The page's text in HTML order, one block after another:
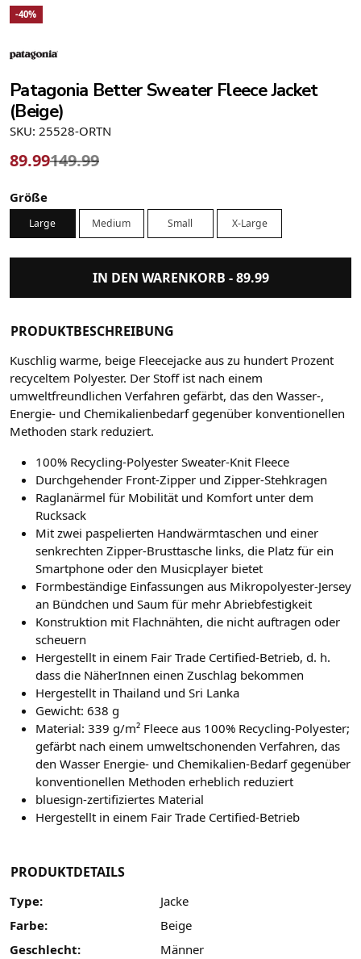
-40%
Patagonia Better Sweater Fleece Jacket
(Beige)
SKU: 25528-ORTN
89.99149.99
Größe
Large Medium Small X-Large
IN DEN WARENKORB -89.99
PRODUKTBESCHREIBUNG
Kuschlig warme, beige Fleecejacke aus zu hundert Prozent
recyceltem Polyester. Der Stoff ist nach einem
umweltfreundlichen Verfahren gefärbt, das den Wasser-,
Energie- und Chemikalienbedarf gegenüber konventionellen
Methoden stark reduziert.
100% Recycling-Polyester Sweater-Knit Fleece
Durchgehender Front-Zipper und Zipper-Stehkragen
Raglanärmel für Mobilität und Komfort unter dem
Rucksack
Mit zwei paspelierten Handwärmtaschen und einer
senkrechten Zipper-Brusttasche links, die Platz für ein
Smartphone oder den Musicplayer bietet
Formbeständige Einfassungen aus Mikropolyester-Jersey
an Bündchen und Saum für mehr Abriebfestigkeit
Konstruktion mit Flachnähten, die nicht auftragen oder
scheuern
Hergestellt in einem Fair Trade Certified-Betrieb, d. h.
dass die NäherInnen einen Zuschlag bekommen
Hergestellt in Thailand und Sri Lanka
Gewicht: 638 g
Material: 339 g/m² Fleece aus 100% Recycling-Polyester;
gefärbt nach einem umweltschonenden Verfahren, das
den Wasser Energie- und Chemikalien-Bedarf gegenüber
konventionellen Methoden erheblich reduziert
bluesign-zertifiziertes Material
Hergestellt in einem Fair Trade Certified-Betrieb
PRODUKTDETAILS
Type:
Jacke
Farbe:
Beige
Geschlecht:
Männer